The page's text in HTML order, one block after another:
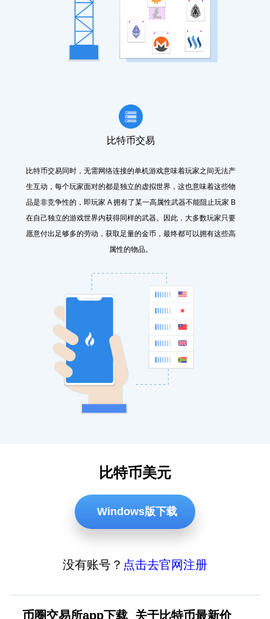
比特币交易
比特币交易同时，无需网络连接的单机游戏意味着玩家之间无法产
生互动，每个玩家面对的都是独立的虚拟世界，这也意味着这些物
品是非竞争性的，即玩家 A 拥有了某一高属性武器不能阻止玩家 B
在自己独立的游戏世界内获得同样的武器。因此，大多数玩家只要
愿意付出足够多的劳动，获取足量的金币，最终都可以拥有这些高
属性的物品。
比特币美元
Windows版下载
没有账号？ 点击去官网注册
币圈交易所app下载 关于比特币最新价